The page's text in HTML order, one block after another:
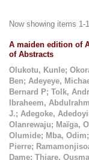
Now showing items 1-
A maiden edition of
of Abstracts
Olukotu, Kunle;
Ben; Adeyeye,
Bernard P; Tolk,
Ibraheem,
J.; Adegoke,
Olanrewaju; Maïga,
Olumide; Mba, Odim;
Pierre;
Dame; Thiare,